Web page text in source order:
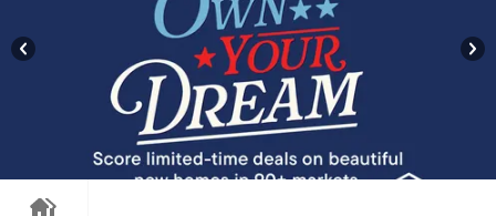
CasasNuevasAqui